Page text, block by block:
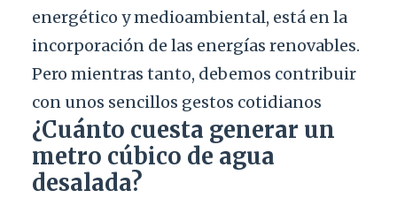
energético y medioambiental, está en la
incorporación de las energías renovables.
Pero mientras tanto, debemos contribuir
con unos sencillos gestos cotidianos
¿Cuánto cuesta generar un
metro cúbico de agua
desalada?